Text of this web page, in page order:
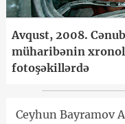
Avqust, 2008.
müharibənin
fotoşəkillərdə
Ceyhun Bayramov